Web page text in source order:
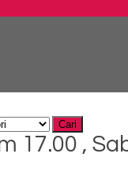
Cari
17.00 ,